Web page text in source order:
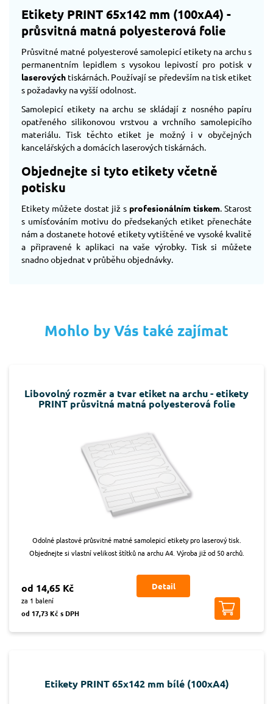
Etikety PRINT 65x142 mm (100xA4) -
průsvitná matná polyesterová folie
Průsvitné matné polyesterové samolepicí etikety na archu s
permanentním lepidlem s vysokou lepivostí pro potisk v
laserových tiskárnách. Používají se především na tisk etiket
s požadavky na vyšší odolnost.
Samolepicí etikety na archu se skládají z nosného papíru
opatřeného silikonovou vrstvou a vrchního samolepicího
materiálu. Tisk těchto etiket je možný i v obyčejných
kancelářských a domácích laserových tiskárnách.
Objednejte si tyto etikety včetně
potisku
Etikety můžete dostat již s profesionálním tiskem. Starost
s umísťováním motivu do předsekaných etiket přenecháte
nám a dostanete hotové etikety vytištěné ve vysoké kvalitě
a připravené k aplikaci na vaše výrobky. Tisk si můžete
snadno objednat v průběhu objednávky.
Mohlo by Vás také zajímat
Libovolný rozměr a tvar etiket na archu - etikety
PRINT průsvitná matná polyesterová folie
Odolné plastové průsvitné matné samolepicí etikety pro laserový tisk.
Objednejte si vlastní velikost štítků na archu A4. Výroba již od 50 archů.
od 14,65 Kč
za 1 balení
od 17,73 Kč s DPH
Detail
Etikety PRINT 65x142 mm bílé (100xA4)